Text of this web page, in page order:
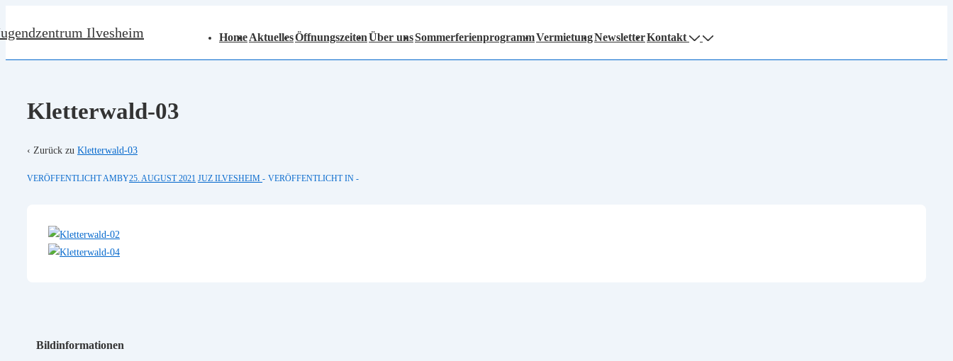
Zum
Ilvesheim HomeAktuellesÖffnungszeitenÜber unsSommerferienprogrammVermietungNewsletterKontakt
Kletterwald-03
‹ Zurück zu Kletterwald-03
VERÖFFENTLICHT AMBY25. AUGUST 2021 JUZ ILVESHEIM VERÖFFENTLICHT IN
Bildinformationen